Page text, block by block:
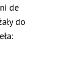
de
do